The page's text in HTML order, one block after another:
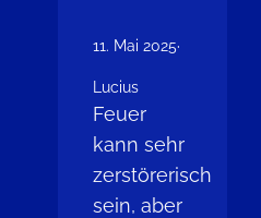
11. Mai 2025·
Lucius
Feuer
kann sehr
zerstörerisch
sein, aber